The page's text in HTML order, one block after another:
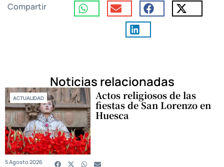
Compartir
Noticias relacionadas
ACTUALIDAD Actos religiosos de las
fiestas de San Lorenzo en
Huesca
5 Agosto 2026